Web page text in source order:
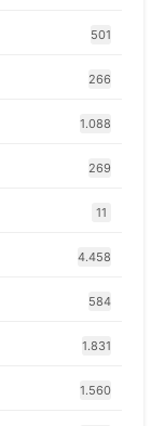
501
266
1.088
269
11
4.458
584
1.831
1.560